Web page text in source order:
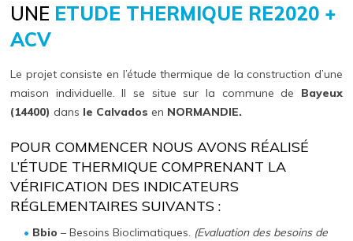
UNE ETUDE THERMIQUE RE2020 +
ACV
Le projet consiste en l’étude thermique de la construction d’une
maison individuelle. Il se situe sur la commune de Bayeux
(14400) dans le Calvadosen NORMANDIE.
POUR COMMENCER NOUS AVONS RÉALISÉ
L’ÉTUDE THERMIQUE COMPRENANT LA
VÉRIFICATION DES INDICATEURS
RÉGLEMENTAIRES SUIVANTS :
Bbio – Besoins Bioclimatiques. (Evaluation des besoins de